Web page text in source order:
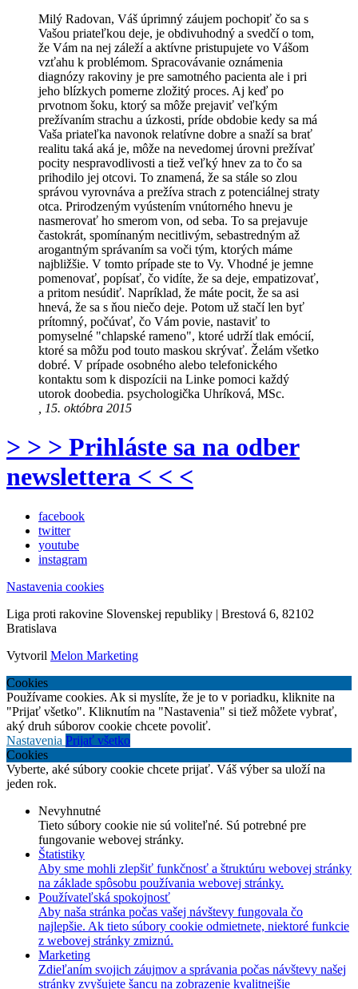
Milý Radovan, Váš úprimný záujem pochopiť čo sa s
Vašou priateľkou deje, je obdivuhodný a svedčí o tom,
že Vám na nej záleží a aktívne pristupujete vo Vášom
vzťahu k problémom. Spracovávanie oznámenia
diagnózy rakoviny je pre samotného pacienta ale i pri
jeho blízkych pomerne zložitý proces. Aj keď po
prvotnom šoku, ktorý sa môže prejaviť veľkým
prežívaním strachu a úzkosti, príde obdobie kedy sa má
Vaša priateľka navonok relatívne dobre a snaží sa brať
realitu taká aká je, môže na nevedomej úrovni prežívať
pocity nespravodlivosti a tiež veľký hnev za to čo sa
prihodilo jej otcovi. To znamená, že sa stále so zlou
správou vyrovnáva a prežíva strach z potenciálnej straty
otca. Prirodzeným vyústením vnútorného hnevu je
nasmerovať ho smerom von, od seba. To sa prejavuje
častokrát, spomínaným necitlivým, sebastredným až
arogantným správaním sa voči tým, ktorých máme
najbližšie. V tomto prípade ste to Vy. Vhodné je jemne
pomenovať, popísať, čo vidíte, že sa deje, empatizovať,
a pritom nesúdiť. Napríklad, že máte pocit, že sa asi
hnevá, že sa s ňou niečo deje. Potom už stačí len byť
prítomný, počúvať, čo Vám povie, nastaviť to
pomyselné "chlapské rameno", ktoré udrží tlak emócií,
ktoré sa môžu pod touto maskou skrývať. Želám všetko
dobré. V prípade osobného alebo telefonického
kontaktu som k dispozícii na Linke pomoci každý
utorok doobedia. psychologička Uhríková, MSc.
, 15. októbra 2015
> > > Prihláste sa na odber
newslettera < < <
facebook
twitter
youtube
instagram
Nastavenia cookies
Liga proti rakovine Slovenskej republiky | Brestová 6, 82102
Bratislava
Vytvoril Melon Marketing
Cookies
Používame cookies. Ak si myslíte, že je to v poriadku, kliknite na
"Prijať všetko". Kliknutím na "Nastavenia" si tiež môžete vybrať,
aký druh súborov cookie chcete povoliť.
Nastavenia Prijať všetko
Cookies
Vyberte, aké súbory cookie chcete prijať. Váš výber sa uloží na
jeden rok.
Nevyhnutné
Tieto súbory cookie nie sú voliteľné. Sú potrebné pre
fungovanie webovej stránky.
Štatistiky
Aby sme mohli zlepšiť funkčnosť a štruktúru webovej stránky
na základe spôsobu používania webovej stránky.
Používateľská spokojnosť
Aby naša stránka počas vašej návštevy fungovala čo
najlepšie. Ak tieto súbory cookie odmietnete, niektoré funkcie
z webovej stránky zmiznú.
Marketing
Zdieľaním svojich záujmov a správania počas návštevy našej
stránky zvyšujete šancu na zobrazenie kvalitnejšie